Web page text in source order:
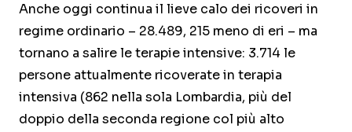
Anche oggi continua il lieve calo dei ricoveri in
regime ordinario – 28.489, 215 meno di eri – ma
tornano a salire le terapie intensive: 3.714 le
persone attualmente ricoverate in terapia
intensiva (862 nella sola Lombardia, più del
doppio della seconda regione col più alto